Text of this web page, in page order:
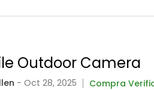
Outdoor Camera
- Oct 28, 2025 Compra